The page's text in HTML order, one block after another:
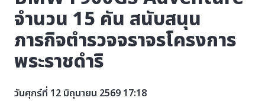
จำนวน 15 คัน สนับสนุน
ภารกิจตำรวจจราจรโครงการ
พระราชดำริ
วันศุกร์ที่ 12 มิถุนายน 2569 17:18